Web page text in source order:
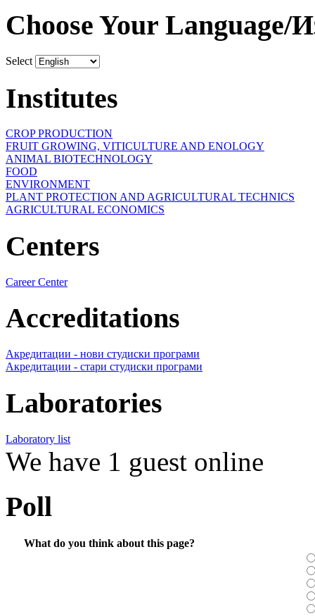
Choose Your Language/
Select
Institutes
CROP PRODUCTION
FRUIT GROWING, VITICULTURE AND ENOLOGY
ANIMAL BIOTECHNOLOGY
FOOD
ENVIRONMENT
PLANT PROTECTION AND AGRICULTURAL TECHNICS
AGRICULTURAL ECONOMICS
Centers
Career Center
Accreditations
Акредитации - нови студиски програми
Акредитации - стари студиски програми
Laboratories
Laboratory list
We have 1 guest online
Poll
What do you think about this page?